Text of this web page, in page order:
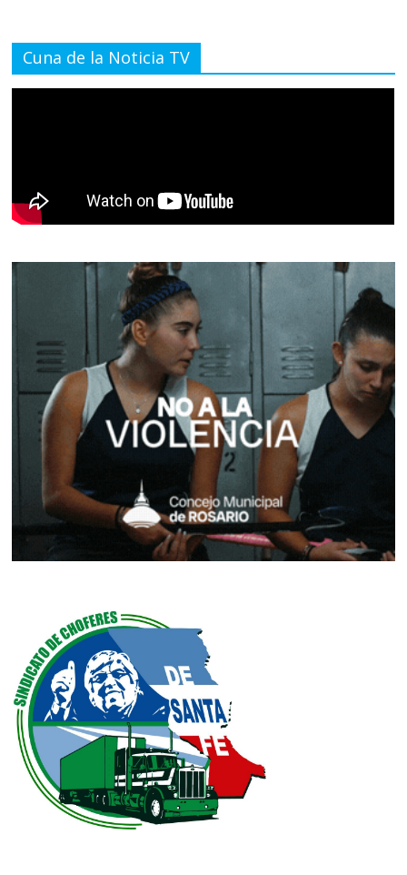
Cuna de la Noticia TV